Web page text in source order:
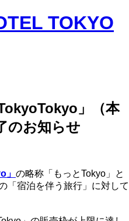
」（本
のお知らせ
」 の略称「もっとTokyo」と
「宿泊を伴う旅行」に対して